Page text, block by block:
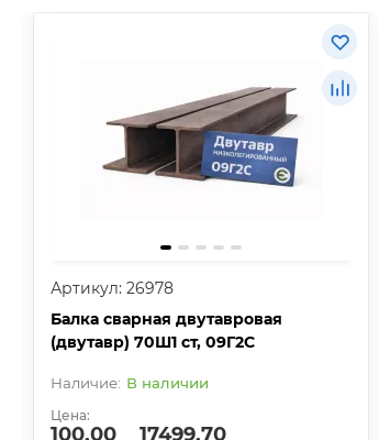
Артикул: 26978
Балка сварная двутавровая
(двутавр) 70Ш1 ст, 09Г2С
В наличии
Цена:
100.00 17499.70